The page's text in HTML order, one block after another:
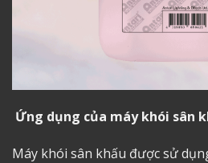
Ứng dụng của máy khói sân
Máy khói sân khấu được sử